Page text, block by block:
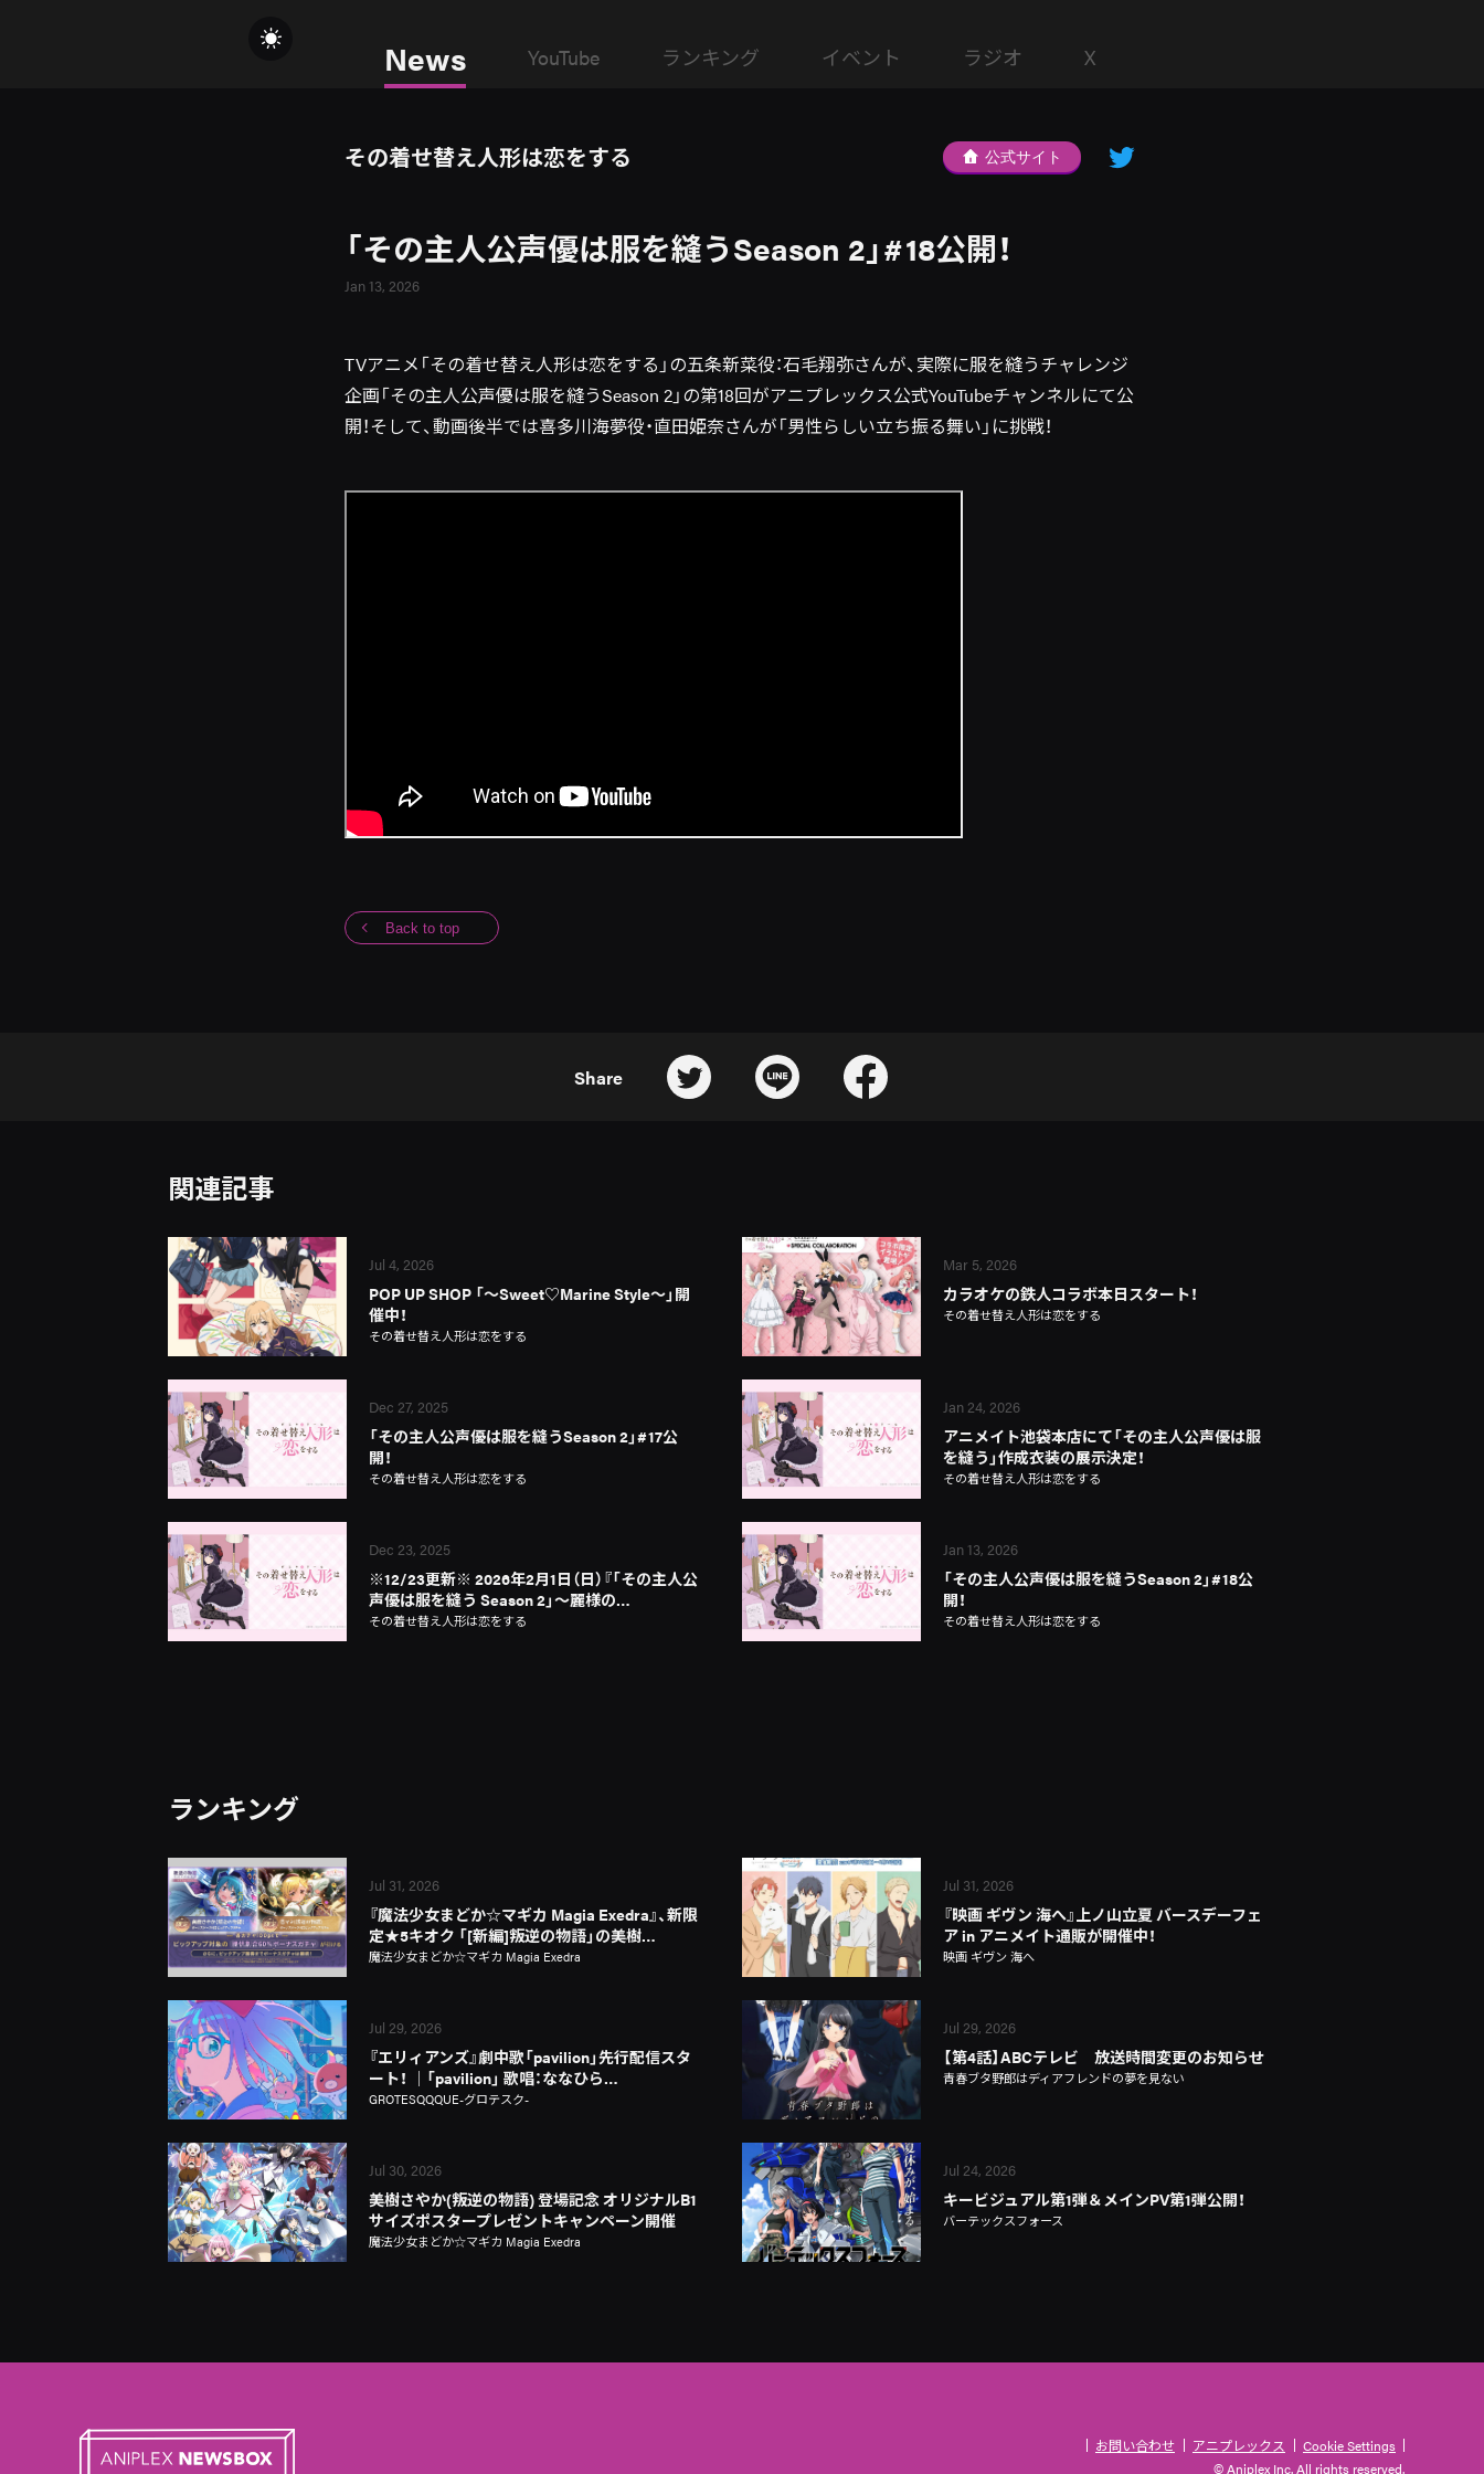
News YouTube ランキング イベント ラジオ X
その着せ替え人形は恋をする 公式サイト
「その主人公声優は服を縫うSeason 2」#18公開！
Jan 13, 2026
TVアニメ「その着せ替え人形は恋をする」の五条新菜役：石毛翔弥さんが、実際に服を縫うチャレンジ
企画「その主人公声優は服を縫うSeason 2」の第18回がアニプレックス公式YouTubeチャンネルにて公
開！そして、動画後半では喜多川海夢役・直田姫奈さんが「男性らしい立ち振る舞い」に挑戦！
Back to top
Share
関連記事
Jul 4, 2026
POP UP SHOP 「～Sweet♡Marine Style～」開
催中！
その着せ替え人形は恋をする
Mar 5, 2026
カラオケの鉄人コラボ本日スタート！
その着せ替え人形は恋をする
Dec 27, 2025
「その主人公声優は服を縫うSeason 2」#17公
開！
その着せ替え人形は恋をする
Jan 24, 2026
アニメイト池袋本店にて「その主人公声優は服
を縫う」作成衣装の展示決定！
その着せ替え人形は恋をする
Dec 23, 2025
※12/23更新※ 2026年2月1日（日）『「その主人公
声優は服を縫う Season 2」～麗様の…
その着せ替え人形は恋をする
Jan 13, 2026
「その主人公声優は服を縫うSeason 2」#18公
開！
その着せ替え人形は恋をする
ランキング
Jul 31, 2026
『魔法少女まどか☆マギカ Magia Exedra』、新限
定★5キオク 「[新編]叛逆の物語」の美樹…
魔法少女まどか☆マギカ Magia Exedra
Jul 31, 2026
『映画 ギヴン 海へ』上ノ山立夏 バースデーフェ
ア in アニメイト通販が開催中！
映画 ギヴン 海へ
Jul 29, 2026
『エリィアンズ』劇中歌「pavilion」先行配信スタ
ート！ │「pavilion」 歌唱：ななひら…
GROTESQQQUE-グロテスク-
Jul 29, 2026
【第4話】ABCテレビ 放送時間変更のお知らせ
青春ブタ野郎はディアフレンドの夢を見ない
Jul 30, 2026
美樹さやか(叛逆の物語) 登場記念 オリジナルB1
サイズポスタープレゼントキャンペーン開催
魔法少女まどか☆マギカ Magia Exedra
Jul 24, 2026
キービジュアル第1弾＆メインPV第1弾公開！
バーテックスフォース
お問い合わせ アニプレックス
Cookie Settings
© Aniplex Inc. All rights reserved.